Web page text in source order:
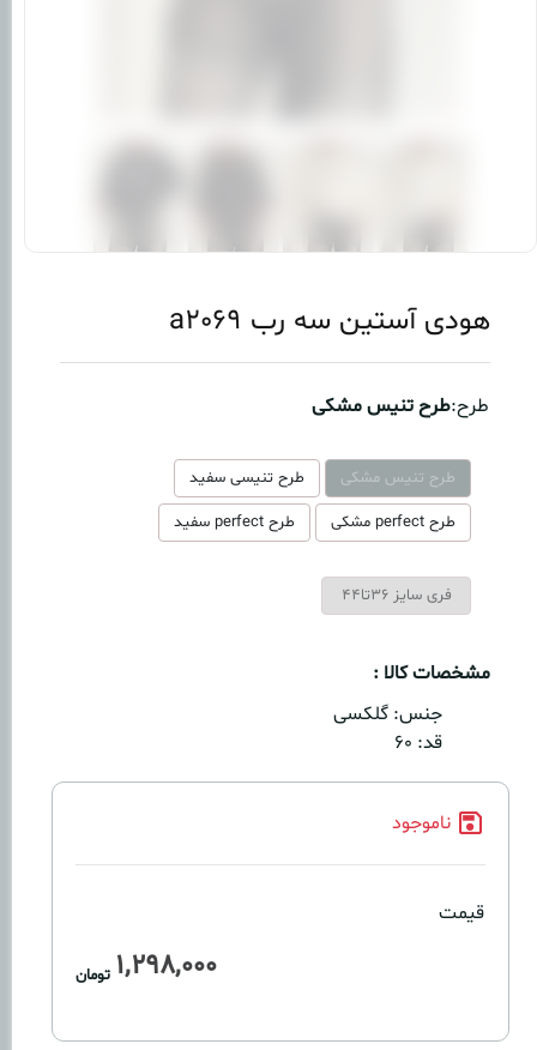
هودی آستین سه رب a2069
طرح:طرح تنیس مشکی
طرح تنیس مشکی طرح تنیسی سفید
طرح perfect مشکی طرح perfect سفید
فری سایز 36تا44
مشخصات کالا :
جنس: گلکسی
قد:
ناموجود
قیمت
1,298,000 تومان